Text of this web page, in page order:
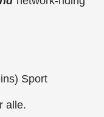
Sport
alle.